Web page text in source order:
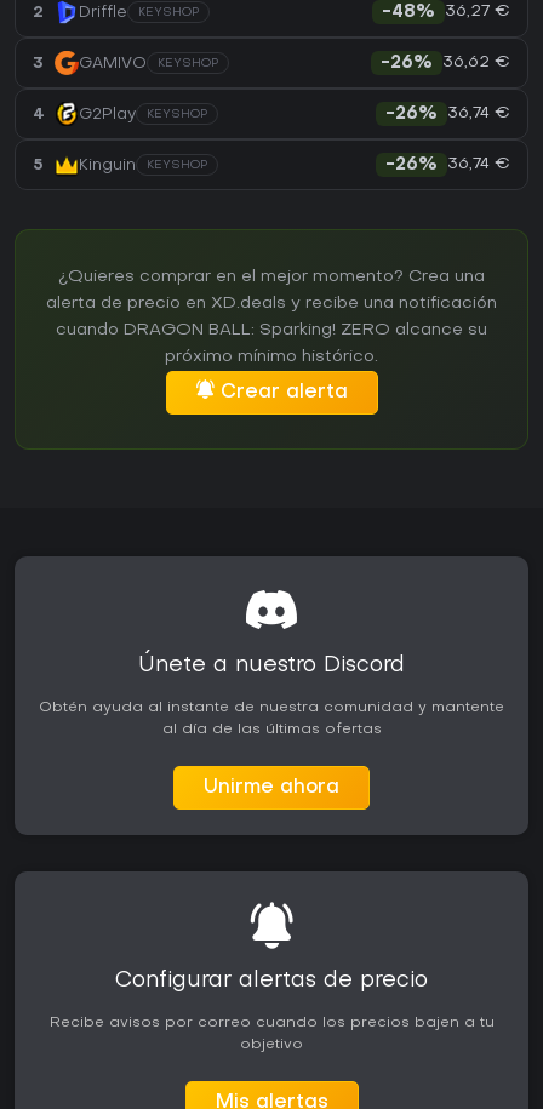
2 Driffle KEYSHOP -48% 36,27 €
3 GAMIVO KEYSHOP -26% 36,62 €
4 G2Play KEYSHOP -26% 36,74 €
5 Kinguin KEYSHOP -26% 36,74 €
¿Quieres comprar en el mejor momento? Crea una
alerta de precio en XD.deals y recibe una notificación
cuando DRAGON BALL: Sparking! ZERO alcance su
próximo mínimo histórico.
Crear alerta
Únete a nuestro Discord
Obtén ayuda al instante de nuestra comunidad y mantente
al día de las últimas ofertas
Unirme ahora
Configurar alertas de precio
Recibe avisos por correo cuando los precios bajen a tu
objetivo
Mis alertas